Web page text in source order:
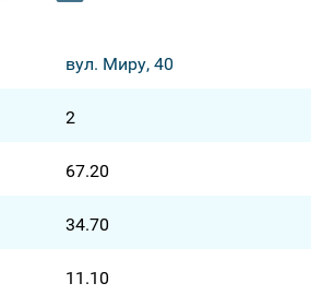
вул. Миру, 40
2
67.20
34.70
11.10